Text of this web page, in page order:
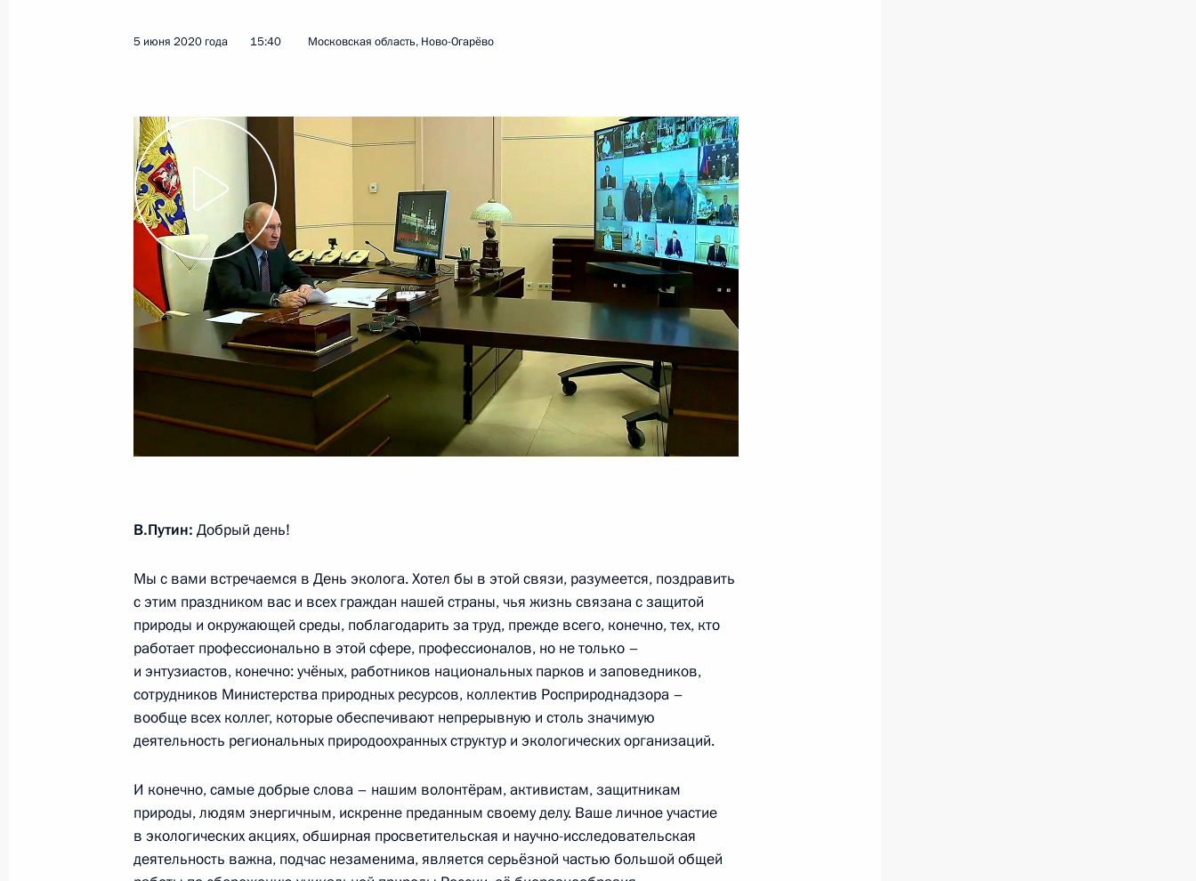
3 июля 2020 года, пятница
Встреча с рабочей группой по подготовке предложений
о внесении поправок в Конституцию
3 июля 2020 года, 16:35 Московская область, Ново-Огарёво
3
Телефонный разговор с Президентом Киргизии Сооронбаем
Жээнбековым
3 июля 2020 года, 15:35
2 июля 2020 года, четверг
1 июля 2020 года, среда
Встреча глав России, Ирана и Турции по сирийскому
урегулированию
1 июля 2020 года, 14:30 Москва, Кремль
3
Открытие медицинских центров Минобороны для лечения
пациентов с COVID-19
30 июня 2020 года, 18:00 Москва, Кремль
5 июня 2020 года 15:40 Московская область, Ново-Огарёво
В.Путин: Добрый день!
Мы с вами встречаемся в День эколога. Хотел бы в этой связи, разумеется, поздравить
с этим праздником вас и всех граждан нашей страны, чья жизнь связана с защитой
природы и окружающей среды, поблагодарить за труд, прежде всего, конечно, тех, кто
работает профессионально в этой сфере, профессионалов, но не только –
и энтузиастов, конечно: учёных, работников национальных парков и заповедников,
сотрудников Министерства природных ресурсов, коллектив Росприроднадзора –
вообще всех коллег, которые обеспечивают непрерывную и столь значимую
деятельность региональных природоохранных структур и экологических организаций.
И конечно, самые добрые слова – нашим волонтёрам, активистам, защитникам
природы, людям энергичным, искренне преданным своему делу. Ваше личное участие
в экологических акциях, обширная просветительская и научно-исследовательская
деятельность важна, подчас незаменима, является серьёзной частью большой общей